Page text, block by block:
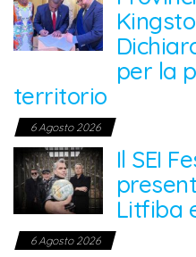
per la
territorio
6 Agosto 2026
Il SEI
Litfiba
6 Agosto 2026